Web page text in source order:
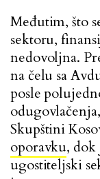
Međutim, što
sektoru,
nedovoljna.
na čelu sa
posle
Skupštini
oporavku,
ugostiteljski